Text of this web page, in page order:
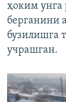
ҳоким
берганини
бузилишга
учрашган.